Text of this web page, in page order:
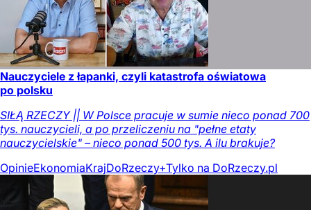
Nauczyciele z łapanki, czyli katastrofa oświatowa
po polsku
SIŁĄ RZECZY || W Polsce pracuje w sumie nieco ponad 700
tys. nauczycieli, a po przeliczeniu na "pełne etaty
nauczycielskie" – nieco ponad 500 tys. A ilu brakuje?
OpinieEkonomiaKrajDoRzeczy+Tylko na DoRzeczy.pl